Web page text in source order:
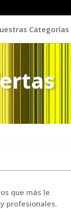
Categorías
que más le
profesionales.